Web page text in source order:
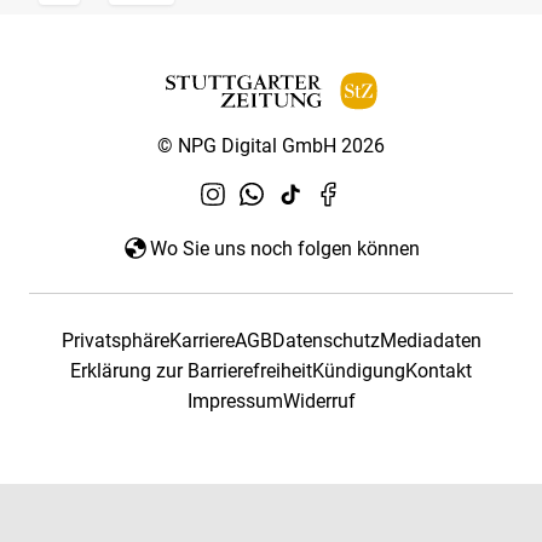
© NPG Digital GmbH 2026
Wo Sie uns noch folgen können
PrivatsphäreKarriereAGBDatenschutzMediadaten
Erklärung zur BarrierefreiheitKündigungKontakt
ImpressumWiderruf